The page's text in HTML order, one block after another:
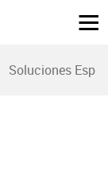
Soluciones